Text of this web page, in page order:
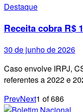
Destaque
Receita cobra R$
30 de junho de 2026
Caso envolve IRPJ,
referentes a 2022 e
PrevNext1 of686